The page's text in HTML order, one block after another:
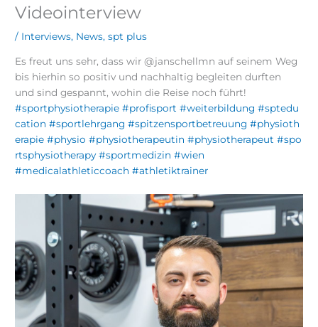
Videointerview
/ Interviews, News,spt plus
Es freut uns sehr, dass wir @janschellmn auf seinem Weg
bis hierhin so positiv und nachhaltig begleiten durften
und sind gespannt, wohin die Reise noch führt!
#sportphysiotherapie #profisport #weiterbildung #sptedu
cation #sportlehrgang #spitzensportbetreuung #physioth
erapie #physio #physiotherapeutin #physiotherapeut #spo
rtsphysiotherapy #sportmedizin #wien
#medicalathleticcoach #athletiktrainer